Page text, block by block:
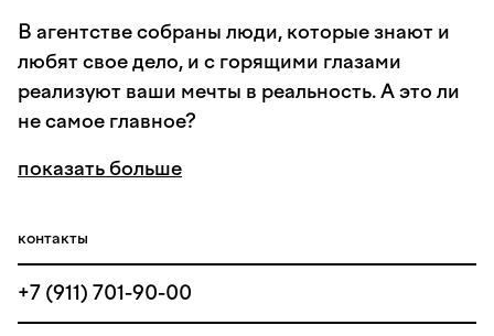
В агентстве собраны люди, которые знают и
любят свое дело, и с горящими глазами
реализуют ваши мечты в реальность. А это ли
не самое главное?
показать больше
контакты
+7 (911) 701-90-00